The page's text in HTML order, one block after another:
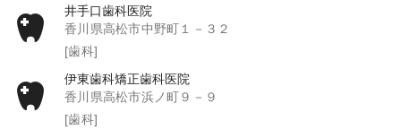
井手口歯科医院
香川県高松市中野町１－３２
[歯科]
伊東歯科矯正歯科医院
香川県高松市浜ノ町９－９
[歯科]